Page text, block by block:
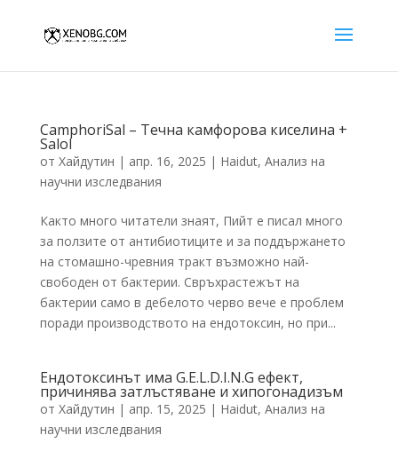
CamphoriSal – Течна камфорова киселина +
Salol
от Хайдутин | апр. 16, 2025 | Haidut, Анализ на
научни изследвания
Както много читатели знаят, Пийт е писал много
за ползите от антибиотиците и за поддържането
на стомашно-чревния тракт възможно най-
свободен от бактерии. Свръхрастежът на
бактерии само в дебелото черво вече е проблем
поради производството на ендотоксин, но при...
Ендотоксинът има G.E.L.D.I.N.G ефект,
причинява затлъстяване и хипогонадизъм
от Хайдутин | апр. 15, 2025 | Haidut, Анализ на
научни изследвания